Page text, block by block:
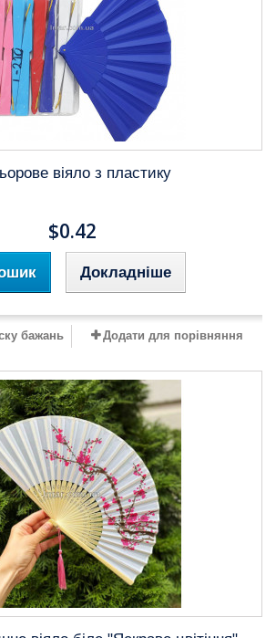
віяло з пластику
$0.42
Докладніше
бажань Додати для порівняння